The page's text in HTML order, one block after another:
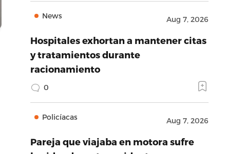
News Aug 7, 2026
Hospitales exhortan a mantener citas
y tratamientos durante
racionamiento
0
Policíacas Aug 7, 2026
Pareja que viajaba en motora sufre